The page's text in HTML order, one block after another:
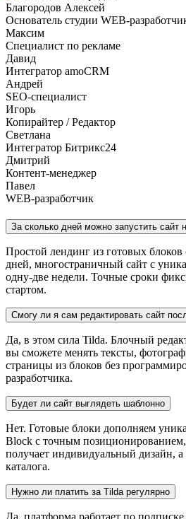
Благородов Алексей
Основатель студии WEB-
Максим
Специалист по рекламе
Давид
Интегратор amoCRM
Андрей
SEO-специалист
Игорь
Копирайтер / Редактор
Светлана
Интегратор Битрикс24
Дмитрий
Контент-менеджер
Павел
WEB-разработчик
За сколько дней можно запустить сайт
Простой лендинг из готовых блоков
дней, многостраничный сайт с
одну-две недели. Точные сроки
стартом.
Смогу ли я сам редактировать сайт
Да, в этом сила Tilda. Блочный
вы сможете менять тексты,
страницы из блоков без
разработчика.
Будет ли сайт выглядеть шаблонно
Нет. Готовые блоки дополняем
Block с точным
получает индивидуальный дизайн,
каталога.
Нужно ли платить за Tilda регулярно
Да, платформа работает по